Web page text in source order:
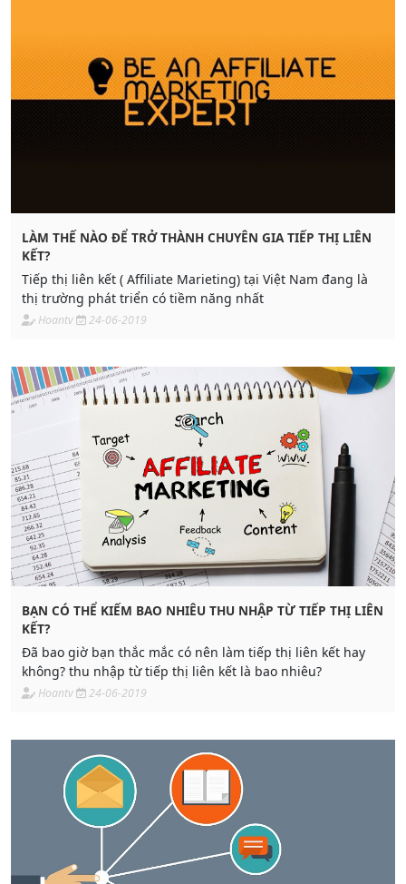
LÀM THẾ NÀO ĐỂ TRỞ THÀNH CHUYÊN GIA TIẾP THỊ LIÊN
KẾT?
Tiếp thị liên kết ( Affiliate Marieting) tại Việt Nam đang là
thị trường phát triển có tiềm năng nhất
Hoantv 24-06-2019
BẠN CÓ THỂ KIẾM BAO NHIÊU THU NHẬP TỪ TIẾP THỊ LIÊN
KẾT?
Đã bao giờ bạn thắc mắc có nên làm tiếp thị liên kết hay
không? thu nhập từ tiếp thị liên kết là bao nhiêu?
Hoantv 24-06-2019